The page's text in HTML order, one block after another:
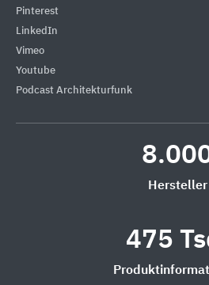
Pinterest
LinkedIn
Vimeo
Youtube
Podcast Architekturfunk
Hersteller
475